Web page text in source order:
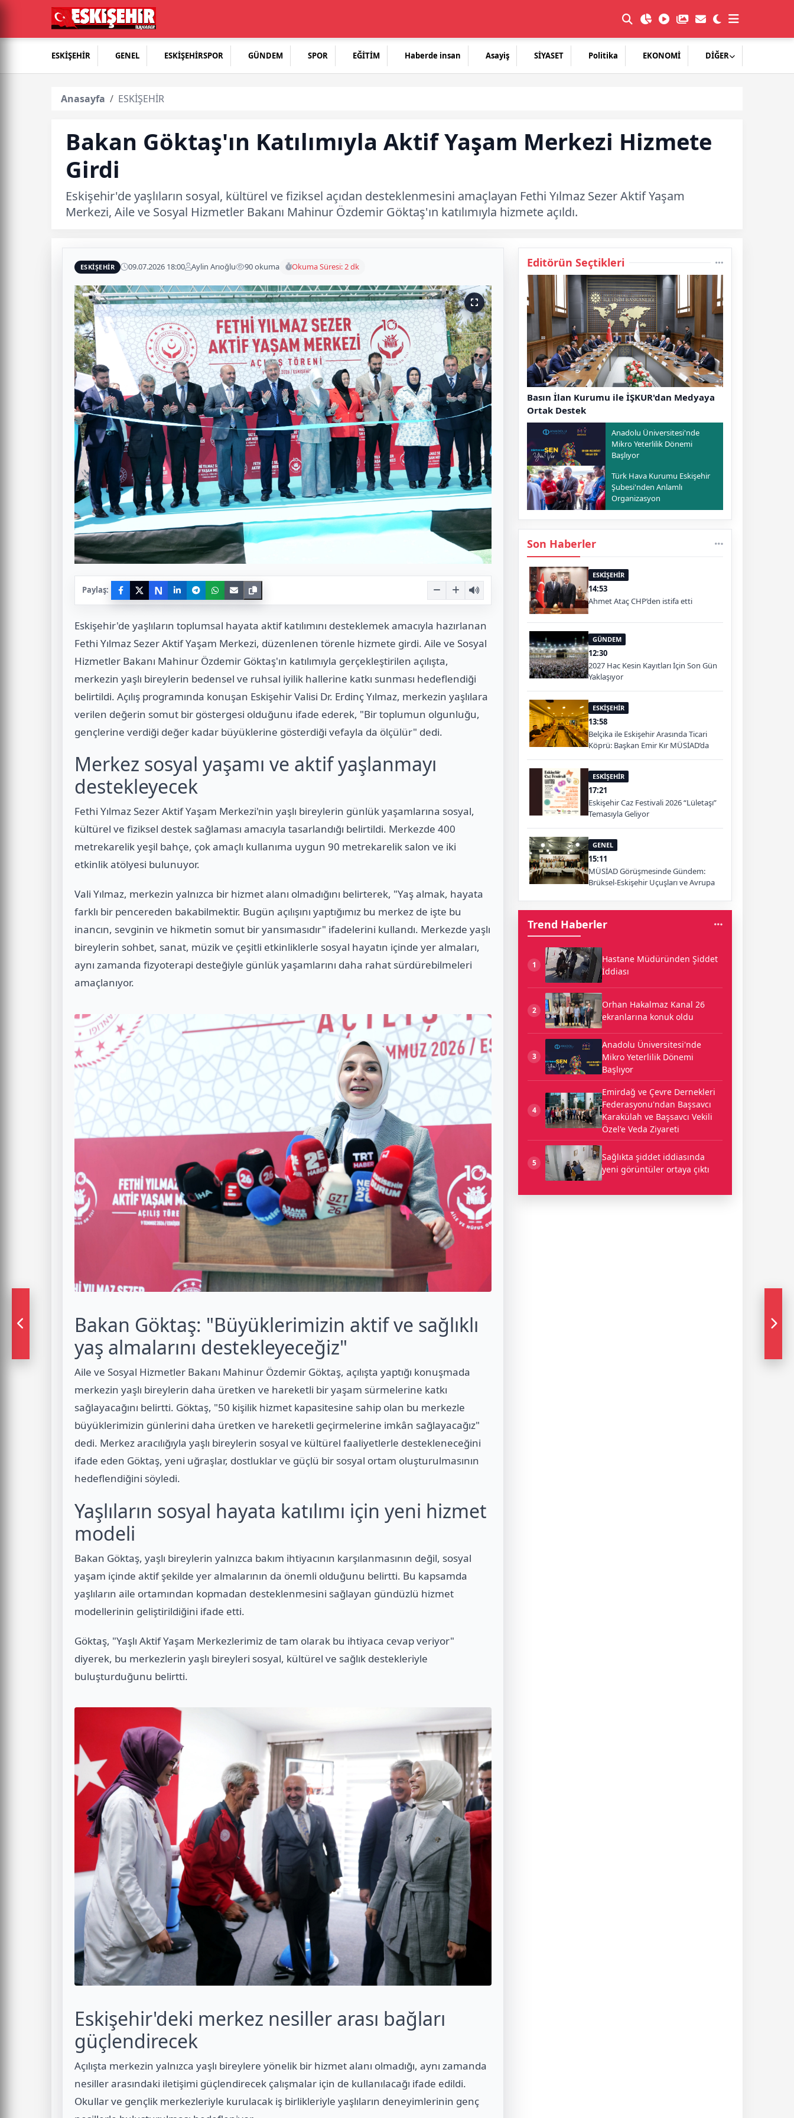
ESKİŞEHİR GENEL ESKİŞEHİRSPOR GÜNDEM SPOR EĞİTİM Haberde insan Asayiş SİYASET Politika EKONOMİ DİĞER
Anasayfa ESKİŞEHİR
Bakan Göktaş'ın Katılımıyla Aktif Yaşam Merkezi Hizmete
Girdi
Eskişehir'de yaşlıların sosyal, kültürel ve fiziksel açıdan desteklenmesini amaçlayan Fethi Yılmaz Sezer Aktif Yaşam
Merkezi, Aile ve Sosyal Hizmetler Bakanı Mahinur Özdemir Göktaş'ın katılımıyla hizmete açıldı.
ESKİŞEHİR 09.07.2026 18:00 Aylin Arıoğlu 90 okuma Okuma Süresi: 2 dk
Paylaş: N
Eskişehir'de yaşlıların toplumsal hayata aktif katılımını desteklemek amacıyla hazırlanan
Fethi Yılmaz Sezer Aktif Yaşam Merkezi, düzenlenen törenle hizmete girdi. Aile ve Sosyal
Hizmetler Bakanı Mahinur Özdemir Göktaş'ın katılımıyla gerçekleştirilen açılışta,
merkezin yaşlı bireylerin bedensel ve ruhsal iyilik hallerine katkı sunması hedeflendiği
belirtildi. Açılış programında konuşan Eskişehir Valisi Dr. Erdinç Yılmaz, merkezin yaşlılara
verilen değerin somut bir göstergesi olduğunu ifade ederek, "Bir toplumun olgunluğu,
gençlerine verdiği değer kadar büyüklerine gösterdiği vefayla da ölçülür" dedi.
Merkez sosyal yaşamı ve aktif yaşlanmayı
destekleyecek
Fethi Yılmaz Sezer Aktif Yaşam Merkezi'nin yaşlı bireylerin günlük yaşamlarına sosyal,
kültürel ve fiziksel destek sağlaması amacıyla tasarlandığı belirtildi. Merkezde 400
metrekarelik yeşil bahçe, çok amaçlı kullanıma uygun 90 metrekarelik salon ve iki
etkinlik atölyesi bulunuyor.
Vali Yılmaz, merkezin yalnızca bir hizmet alanı olmadığını belirterek, "Yaş almak, hayata
farklı bir pencereden bakabilmektir. Bugün açılışını yaptığımız bu merkez de işte bu
inancın, sevginin ve hikmetin somut bir yansımasıdır" ifadelerini kullandı. Merkezde yaşlı
bireylerin sohbet, sanat, müzik ve çeşitli etkinliklerle sosyal hayatın içinde yer almaları,
aynı zamanda fizyoterapi desteğiyle günlük yaşamlarını daha rahat sürdürebilmeleri
amaçlanıyor.
Bakan Göktaş: "Büyüklerimizin aktif ve sağlıklı
yaş almalarını destekleyeceğiz"
Aile ve Sosyal Hizmetler Bakanı Mahinur Özdemir Göktaş, açılışta yaptığı konuşmada
merkezin yaşlı bireylerin daha üretken ve hareketli bir yaşam sürmelerine katkı
sağlayacağını belirtti. Göktaş, "50 kişilik hizmet kapasitesine sahip olan bu merkezle
büyüklerimizin günlerini daha üretken ve hareketli geçirmelerine imkân sağlayacağız"
dedi. Merkez aracılığıyla yaşlı bireylerin sosyal ve kültürel faaliyetlerle destekleneceğini
ifade eden Göktaş, yeni uğraşlar, dostluklar ve güçlü bir sosyal ortam oluşturulmasının
hedeflendiğini söyledi.
Yaşlıların sosyal hayata katılımı için yeni hizmet
modeli
Bakan Göktaş, yaşlı bireylerin yalnızca bakım ihtiyacının karşılanmasının değil, sosyal
yaşam içinde aktif şekilde yer almalarının da önemli olduğunu belirtti. Bu kapsamda
yaşlıların aile ortamından kopmadan desteklenmesini sağlayan gündüzlü hizmet
modellerinin geliştirildiğini ifade etti.
Göktaş, "Yaşlı Aktif Yaşam Merkezlerimiz de tam olarak bu ihtiyaca cevap veriyor"
diyerek, bu merkezlerin yaşlı bireyleri sosyal, kültürel ve sağlık destekleriyle
buluşturduğunu belirtti.
Eskişehir'deki merkez nesiller arası bağları
güçlendirecek
Açılışta merkezin yalnızca yaşlı bireylere yönelik bir hizmet alanı olmadığı, aynı zamanda
nesiller arasındaki iletişimi güçlendirecek çalışmalar için de kullanılacağı ifade edildi.
Okullar ve gençlik merkezleriyle kurulacak iş birlikleriyle yaşlıların deneyimlerinin genç
Editörün Seçtikleri
Basın İlan Kurumu ile İŞKUR'dan Medyaya
Ortak Destek
Anadolu Üniversitesi'nde
Mikro Yeterlilik Dönemi
Başlıyor
Türk Hava Kurumu Eskişehir
Şubesi'nden Anlamlı
Organizasyon
Son Haberler
ESKİŞEHİR
14:53
Ahmet Ataç CHP’den istifa etti
GÜNDEM
12:30
2027 Hac Kesin Kayıtları İçin Son Gün
Yaklaşıyor
ESKİŞEHİR
13:58
Belçika ile Eskişehir Arasında Ticari
Köprü: Başkan Emir Kır MÜSİAD’da
ESKİŞEHİR
17:21
Eskişehir Caz Festivali 2026 “Lületaşı”
Temasıyla Geliyor
GENEL
15:11
MÜSİAD Görüşmesinde Gündem:
Brüksel-Eskişehir Uçuşları ve Avrupa
Trend Haberler
1
Hastane Müdüründen Şiddet
İddiası
2
Orhan Hakalmaz Kanal 26
ekranlarına konuk oldu
3
Anadolu Üniversitesi'nde
Mikro Yeterlilik Dönemi
Başlıyor
4
Emirdağ ve Çevre Dernekleri
Federasyonu'ndan Başsavcı
Karakülah ve Başsavcı Vekili
Özel'e Veda Ziyareti
5
Sağlıkta şiddet iddiasında
yeni görüntüler ortaya çıktı